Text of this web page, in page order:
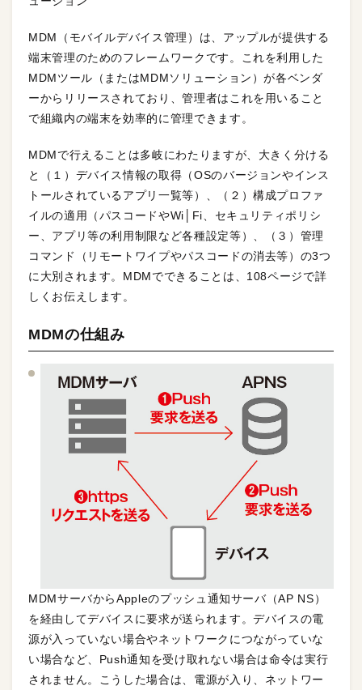
MDM（モバイルデバイス管理）は、アップルが提供する
端末管理のためのフレームワークです。これを利用した
MDMツール（またはMDMソリューション）が各ベンダ
ーからリリースされており、管理者はこれを用いること
で組織内の端末を効率的に管理できます。
MDMで行えることは多岐にわたりますが、大きく分ける
と（１）デバイス情報の取得（OSのバージョンやインス
トールされているアプリ一覧等）、（２）構成プロファ
イルの適用（パスコードやWi│Fi、セキュリティポリシ
ー、アプリ等の利用制限など各種設定等）、（３）管理
コマンド（リモートワイプやパスコードの消去等）の3つ
に大別されます。MDMでできることは、108ページで詳
しくお伝えします。
MDMの仕組み
MDMサーバからAppleのプッシュ通知サーバ（AP NS）
を経由してデバイスに要求が送られます。デバイスの電
源が入っていない場合やネットワークにつながっていな
い場合など、Push通知を受け取れない場合は命令は実行
されません。こうした場合は、電源が入り、ネットワー